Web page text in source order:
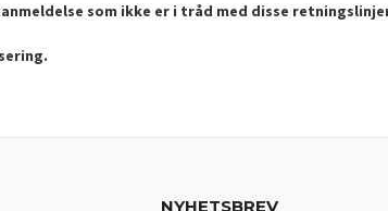
som ikke er i tråd med disse
NYHETSBREV